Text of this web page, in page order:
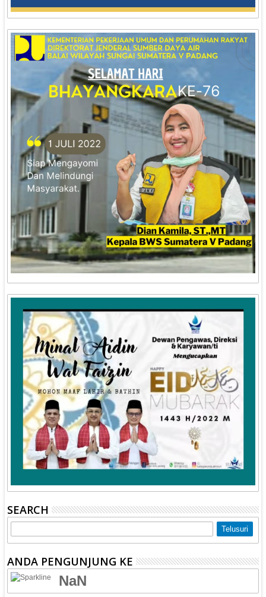
SEARCH
ANDA PENGUNJUNG KE
NaN